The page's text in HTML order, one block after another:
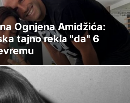
Ognjena Amidžića:
tajno rekla "da" 6